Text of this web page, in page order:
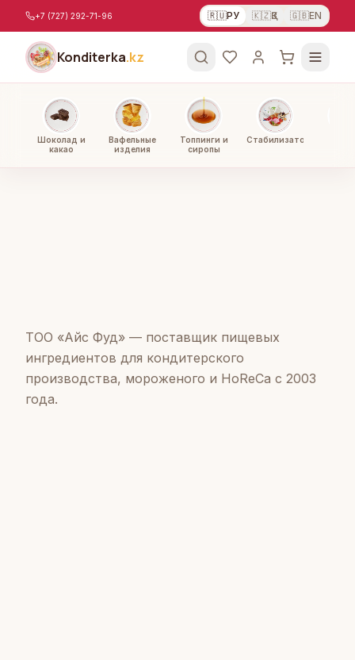
Перейти к содержимому
+7 (727) 292-71-96 🇷🇺РУ 🇰🇿ҚЗ 🇬🇧EN
Konditerka.kz
Шоколад и
какао
Вафельные
изделия
Топпинги и
сиропы
Стабилизаторы
ТОО «Айс Фуд» — поставщик пищевых
ингредиентов для кондитерского
производства, мороженого и HoReCa с 2003
года.